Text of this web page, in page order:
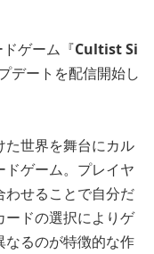
ゲーム『Cultist Si
デートを配信開始し
た世界を舞台にカル
ドゲーム。プレイヤ
わせることで自分だ
ードの選択によりゲ
なるのが特徴的な作